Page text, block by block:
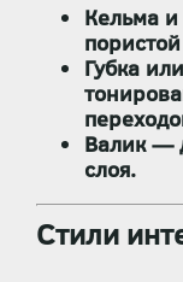
Кельма
Губка
Валик—
слоя.
Стили